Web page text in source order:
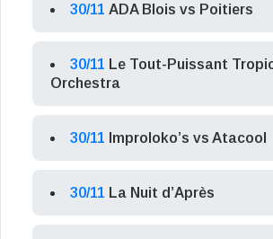
30/11 ADA Blois vs Poitiers
30/11 Le Tout-Puissant
Orchestra
30/11 Improloko’s vs Atacool
30/11 La Nuit d’Après